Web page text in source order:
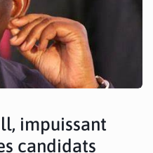
impuissant
candidats